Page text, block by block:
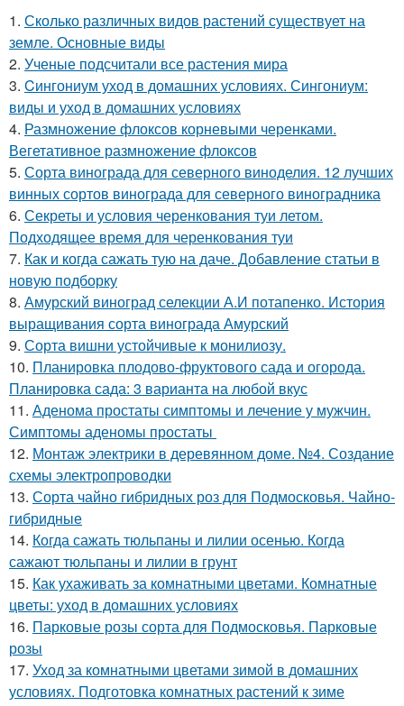
1. Сколько различных видов растений существует на
земле. Основные виды
2. Ученые подсчитали все растения мира
3. Cингониум уход в домашних условиях. Сингониум:
виды и уход в домашних условиях
4. Размножение флоксов корневыми черенками.
Вегетативное размножение флоксов
5. Сорта винограда для северного виноделия. 12 лучших
винных сортов винограда для северного виноградника
6. Секреты и условия черенкования туи летом.
Подходящее время для черенкования туи
7. Как и когда сажать тую на даче. Добавление статьи в
новую подборку
8. Амурский виноград селекции А.И потапенко. История
выращивания сорта винограда Амурский
9. Сорта вишни устойчивые к монилиозу.
10. Планировка плодово-фруктового сада и огорода.
Планировка сада: 3 варианта на любой вкус
11. Аденома простаты симптомы и лечение у мужчин.
Симптомы аденомы простаты
12. Монтаж электрики в деревянном доме. №4. Создание
схемы электропроводки
13. Сорта чайно гибридных роз для Подмосковья. Чайно-
гибридные
14. Когда сажать тюльпаны и лилии осенью. Когда
сажают тюльпаны и лилии в грунт
15. Как ухаживать за комнатными цветами. Комнатные
цветы: уход в домашних условиях
16. Парковые розы сорта для Подмосковья. Парковые
розы
17. Уход за комнатными цветами зимой в домашних
условиях. Подготовка комнатных растений к зиме